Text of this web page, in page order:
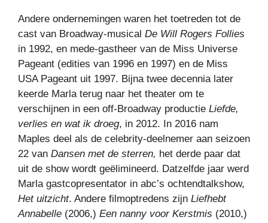
Andere ondernemingen waren het toetreden tot de
cast van Broadway-musical De Will Rogers Follies
in 1992, en mede-gastheer van de Miss Universe
Pageant (edities van 1996 en 1997) en de Miss
USA Pageant uit 1997. Bijna twee decennia later
keerde Marla terug naar het theater om te
verschijnen in een off-Broadway productie Liefde,
verlies en wat ik droeg, in 2012. In 2016 nam
Maples deel als de celebrity-deelnemer aan seizoen
22 van Dansen met de sterren, het derde paar dat
uit de show wordt geëlimineerd. Datzelfde jaar werd
Marla gastcopresentator in abc’s ochtendtalkshow,
Het uitzicht. Andere filmoptredens zijn Liefhebt
Annabelle (2006,) Een nanny voor Kerstmis (2010,)